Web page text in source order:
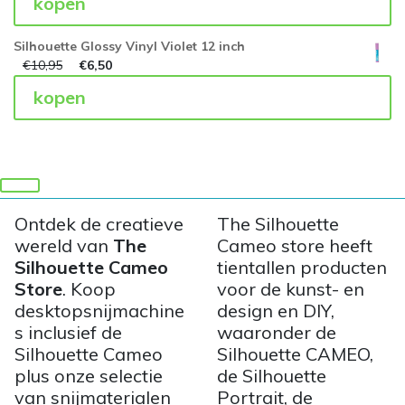
Silhouette Glossy Vinyl Violet 12 inch
€10,95 €6,50
kopen
Ontdek de creatieve
wereld van The
Silhouette Cameo
Store. Koop
desktopsnijmachine
s inclusief de
Silhouette Cameo
plus onze selectie
van snijmaterialen
The Silhouette
Cameo store heeft
tientallen producten
voor de kunst- en
design en DIY,
waaronder de
Silhouette CAMEO,
de Silhouette
Portrait, de